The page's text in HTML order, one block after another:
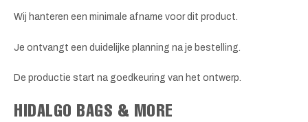
Wij hanteren een minimale afname voor dit product.
Je ontvangt een duidelijke planning na je bestelling.
De productie start na goedkeuring van het ontwerp.
HIDALGO BAGS & MORE